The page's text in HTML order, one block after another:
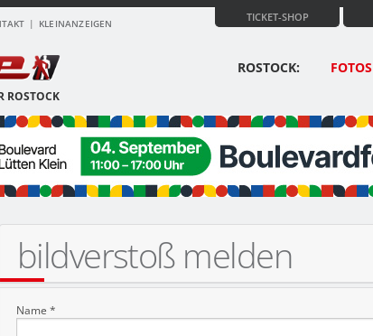
KLEINANZEIGEN TICKET-SHOP
ROSTOCK
ROSTOCK: FOTOS
bildverstoß melden
Name *
ABSCHLUSSKONZERT